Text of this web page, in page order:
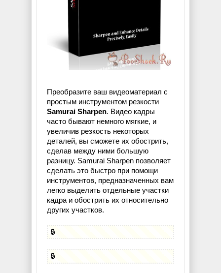
Преобразите ваш видеоматериал с
простым инструментом резкости
Samurai Sharpen. Видео кадры
часто бывают немного мягкие, и
увеличив резкость некоторых
деталей, вы сможете их обострить,
сделав между ними большую
разницу. Samurai Sharpen позволяет
сделать это быстро при помощи
инструментов, предназначенных вам
легко выделить отдельные участки
кадра и обострить их относительно
других участков.
🔒
🔒